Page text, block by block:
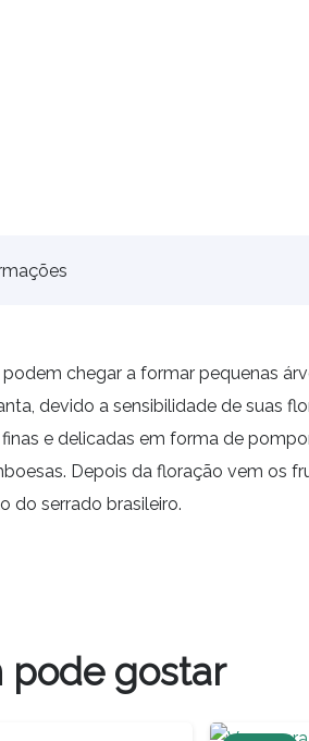
chegar a formar pequenas
devido a sensibilidade de suas
e delicadas em forma de
Depois da floração vem os
do serrado brasileiro.
pode gostar